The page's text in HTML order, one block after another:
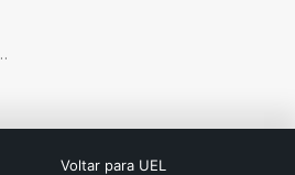
Voltar para UEL